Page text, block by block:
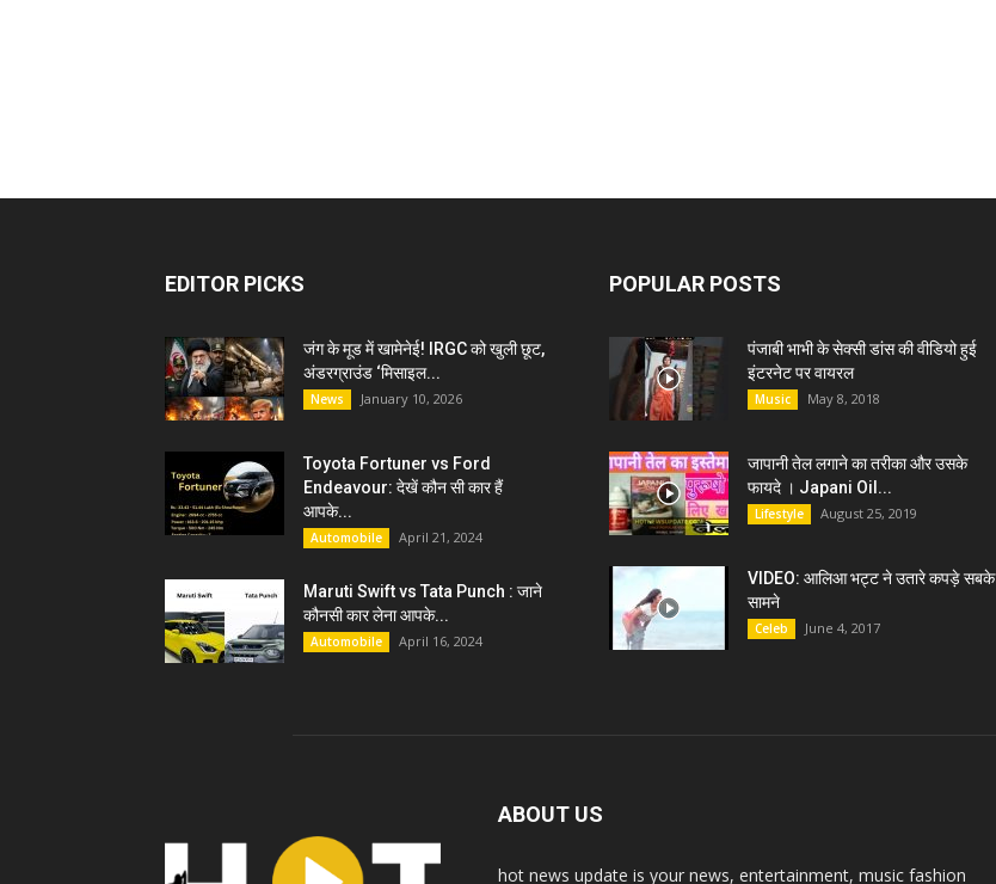
EDITOR PICKS
जंग के मूड में खामेनेई! IRGC को खुली छूट,
अंडरग्राउंड ‘मिसाइल...
News January 10, 2026
Toyota Fortuner vs Ford
Endeavour: देखें कौन सी कार हैं
आपके...
Automobile April 21, 2024
Maruti Swift vs Tata Punch : जाने
कौनसी कार लेना आपके...
Automobile April 16, 2024
POPULAR POSTS
पंजाबी भाभी के सेक्सी डांस की वीडियो हुई
इंटरनेट पर वायरल
Music May 8, 2018
जापानी तेल लगाने का तरीका और उसके
फायदे । Japani Oil...
Lifestyle August 25, 2019
VIDEO: आलिआ भट्ट ने उतारे कपड़े सबके
सामने
Celeb June 4, 2017
ABOUT US
hot news update is your news, entertainment, music fashion